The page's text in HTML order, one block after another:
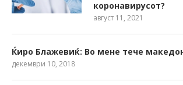
коронавирусот?
август 11, 2021
Ќиро Блажевиќ: Во мене тече
декември 10, 2018